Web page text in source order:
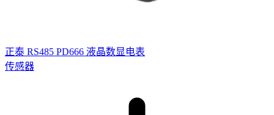
正泰 RS485 PD666 液晶数显电表
传感器